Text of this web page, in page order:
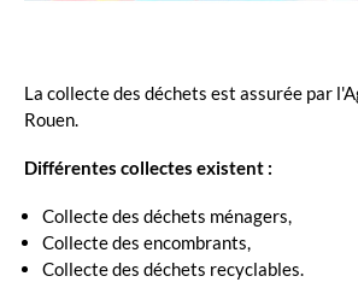
La collecte des déchets est assurée par
Rouen.
Différentes collectes existent :
Collecte des déchets ménagers,
Collecte des encombrants,
Collecte des déchets recyclables.